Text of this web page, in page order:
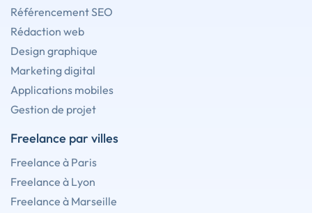
Référencement SEO
Rédaction web
Design graphique
Marketing digital
Applications mobiles
Gestion de projet
Freelance par villes
Freelance à Paris
Freelance à Lyon
Freelance à Marseille